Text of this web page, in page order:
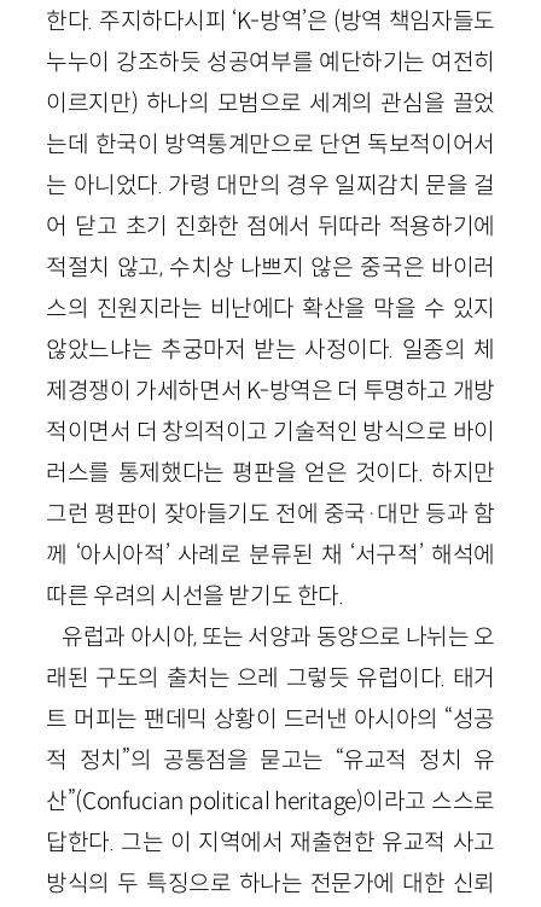
한다. 주지하다시피 ‘K-방역’은 (방역 책임자들도
누누이 강조하듯 성공여부를 예단하기는 여전히
이르지만) 하나의 모범으로 세계의 관심을 끌었
는데 한국이 방역통계만으로 단연 독보적이어서
는 아니었다. 가령 대만의 경우 일찌감치 문을 걸
어 닫고 초기 진화한 점에서 뒤따라 적용하기에
적절치 않고, 수치상 나쁘지 않은 중국은 바이러
스의 진원지라는 비난에다 확산을 막을 수 있지
않았느냐는 추궁마저 받는 사정이다. 일종의 체
제경쟁이 가세하면서 K-방역은 더 투명하고 개방
적이면서 더 창의적이고 기술적인 방식으로 바이
러스를 통제했다는 평판을 얻은 것이다. 하지만
그런 평판이 잦아들기도 전에 중국·대만 등과 함
께 ‘아시아적’ 사례로 분류된 채 ‘서구적’ 해석에
따른 우려의 시선을 받기도 한다.
유럽과 아시아, 또는 서양과 동양으로 나뉘는 오
래된 구도의 출처는 으레 그렇듯 유럽이다. 태거
트 머피는 팬데믹 상황이 드러낸 아시아의 “성공
적 정치”의 공통점을 묻고는 “유교적 정치 유
산”(Confucian political heritage)이라고 스스로
답한다. 그는 이 지역에서 재출현한 유교적 사고
방식의 두 특징으로 하나는 전문가에 대한 신뢰